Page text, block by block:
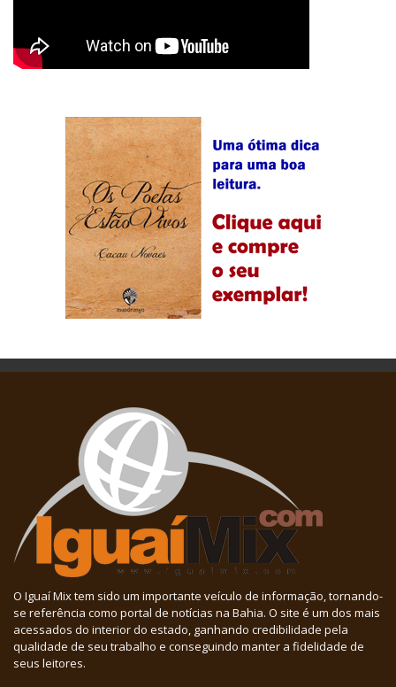
O Iguaí Mix tem sido um importante veículo de informação, tornando-
se referência como portal de notícias na Bahia. O site é um dos mais
acessados do interior do estado, ganhando credibilidade pela
qualidade de seu trabalho e conseguindo manter a fidelidade de
seus leitores.